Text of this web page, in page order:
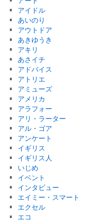
アイドル
あいのり
アウトドア
あきゆうき
アキリ
あさイチ
アドバイス
アトリエ
アミューズ
アメリカ
アラフォー
アリ・ラーター
アル・ゴア
アンケート
イギリス
イギリス人
いじめ
イベント
インタビュー
エイミー・スマート
エクセル
エコ